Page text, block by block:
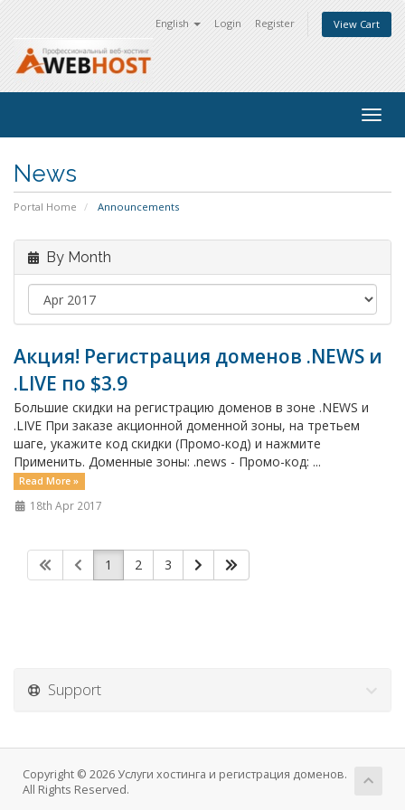
English Login Register View Cart
News
Portal Home Announcements
By Month
Акция! Регистрация доменов .NEWS и
.LIVE по $3.9
Большие скидки на регистрацию доменов в зоне .NEWS и
.LIVE При заказе акционной доменной зоны, на третьем
шаге, укажите код скидки (Промо-код) и нажмите
Применить. Доменные зоны: .news - Промо-код: ...
Read More »
18th Apr 2017
1 2 3
Support
Copyright © 2026 Услуги хостинга и регистрация доменов.
All Rights Reserved.